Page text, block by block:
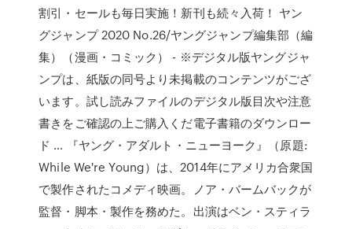
割引・セールも毎日実施！新刊も続々入荷！ ヤン
グジャンプ 2020 No.26/ヤングジャンプ編集部（編
集）（漫画・コミック） - ※デジタル版ヤングジャ
ンプは、紙版の同号より未掲載のコンテンツがござ
います。試し読みファイルのデジタル版目次や注意
書きをご確認の上ご購入くだ電子書籍のダウンロー
ド … 『ヤング・アダルト・ニューヨーク』（原題:
While We're Young）は、2014年にアメリカ合衆国
で製作されたコメディ映画。ノア・バームバックが
監督・脚本・製作を務めた。出演はベン・スティラ